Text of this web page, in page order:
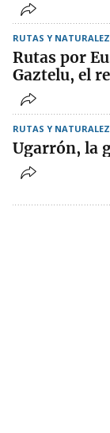
RUTAS Y
Rutas por
Gaztelu, el
RUTAS Y
Ugarrón, la